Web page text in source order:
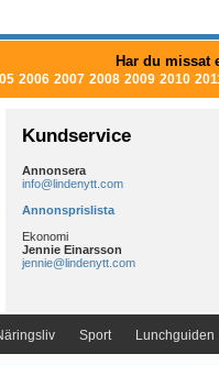
Har du missat
2006 2007 2008 2009 2010
Kundservice
Annonsera
info@lindenytt.com
Annonsprislista
Ekonomi
Jennie Einarsson
jennie@lindenytt.com
Sport Lunchguiden